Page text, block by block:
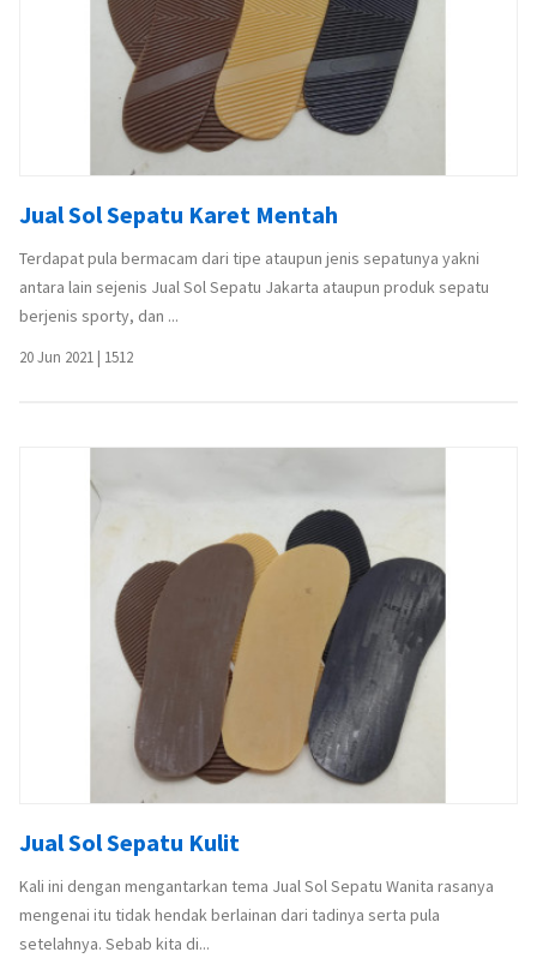
Jual Sol Sepatu Karet Mentah
Terdapat pula bermacam dari tipe ataupun jenis sepatunya yakni
antara lain sejenis Jual Sol Sepatu Jakarta ataupun produk sepatu
berjenis sporty, dan ...
20 Jun 2021 | 1512
Jual Sol Sepatu Kulit
Kali ini dengan mengantarkan tema Jual Sol Sepatu Wanita rasanya
mengenai itu tidak hendak berlainan dari tadinya serta pula
setelahnya. Sebab kita di...